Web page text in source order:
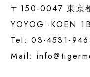
〒150-0047 東京
YOYOGI-KOEN 1B
Tel:03-4531-
Mail: